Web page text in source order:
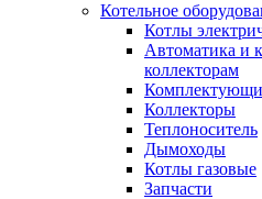
Котельное
Котлы
Автоматика и
коллекторам
Коллекторы
Теплоноситель
Дымоходы
Котлы газовые
Запчасти